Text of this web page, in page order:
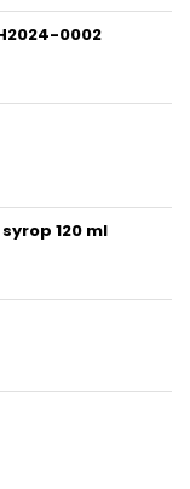
0002
120 ml